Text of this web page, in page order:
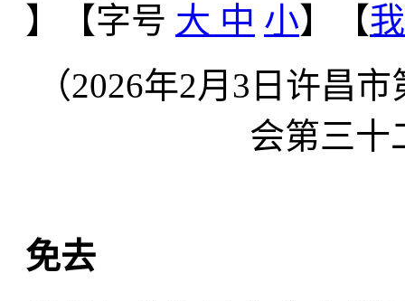
】【字号 大 中 小】【
（2026年2月3日许昌
会第三十
免去